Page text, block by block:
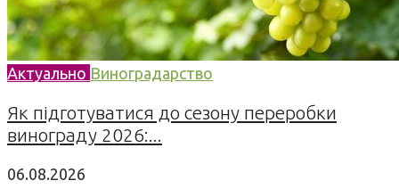
Актуально Виноградарство
Як підготуватися до сезону переробки
винограду 2026:...
06.08.2026